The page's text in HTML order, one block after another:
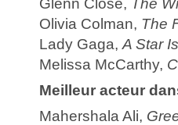
Olivia Colman, The
Lady Gaga, A Star
Melissa McCarthy,
Meilleur acteur
Mahershala Ali,